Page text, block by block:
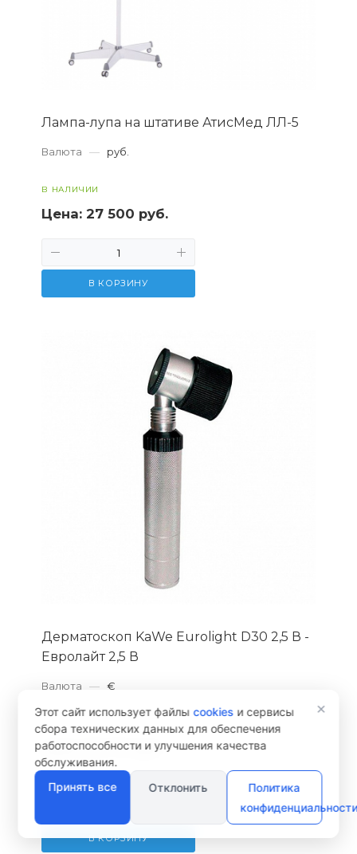
Лампа-лупа на штативе АтисМед ЛЛ-5
Валюта — руб.
В НАЛИЧИИ
Цена: 27 500 руб.
В КОРЗИНУ
Дерматоскоп KaWe Eurolight D30 2,5 В -
Евролайт 2,5 В
Валюта — €
В НАЛИЧИИ
Цена:36 717 руб.
42 917 руб.
В КОРЗИНУ
Этот сайт использует файлыcookies и сервисы
сбора технических данных для обеспечения
работоспособности и улучшения качества
обслуживания.
Принять все
Отклонить
Политика
конфиденциальности
×